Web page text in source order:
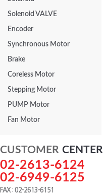
Solenoid VALVE
Encoder
Synchronous Motor
Brake
Coreless Motor
Stepping Motor
PUMP Motor
Fan Motor
CUSTOMER CENTER
02-2613-6124
02-6949-6125
FAX : 02-2613-6151